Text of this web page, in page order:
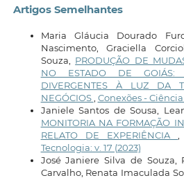
Artigos Semelhantes
Maria Gláucia Dourado
Nascimento, Graciella
Souza, PRODUÇÃO DE
NO ESTADO DE GOIÁS:
DIVERGENTES À LUZ DA
NEGÓCIOS Conexões - Ciência
Janiele Santos de Sousa,
MONITORIA NA FORMAÇÃO
RELATO DE EXPERIÊNCIA
Tecnologia: v. 17 (2023)
José Janiere Silva de Souza,
Carvalho, Renata Imaculada